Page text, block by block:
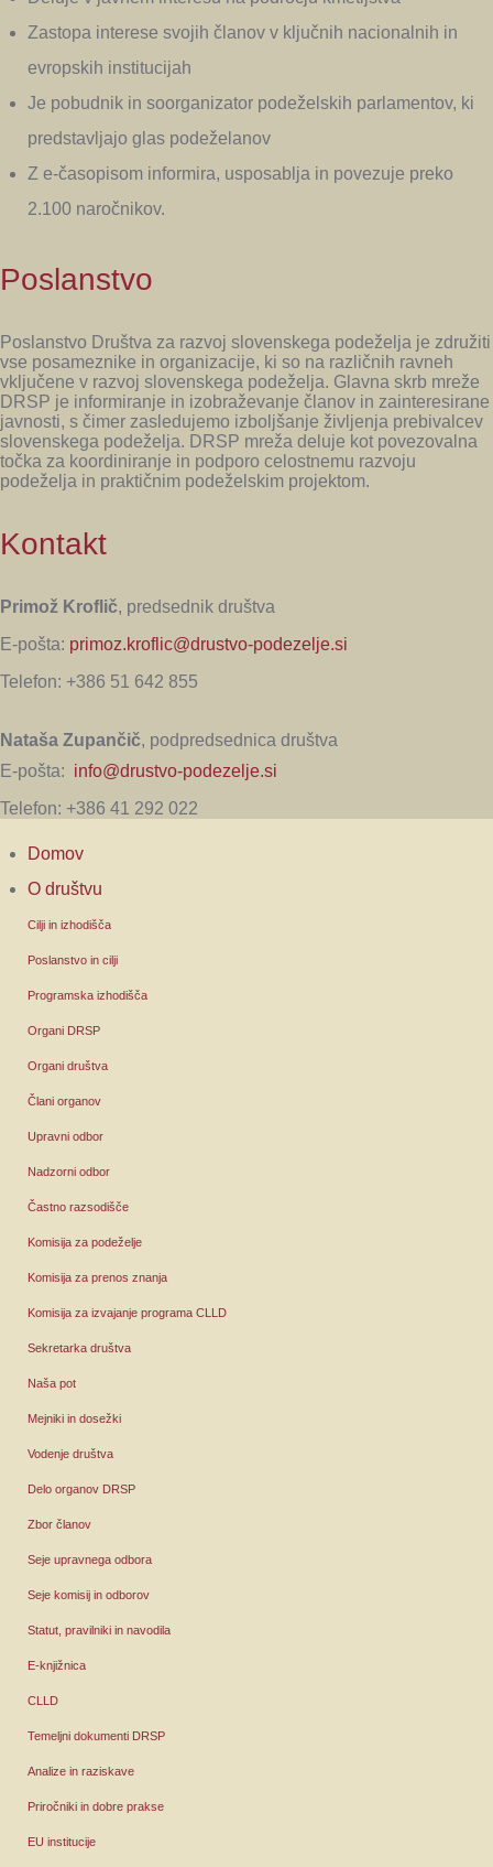
Zastopa interese svojih članov v ključnih nacionalnih in
evropskih institucijah
Je pobudnik in soorganizator podeželskih parlamentov, ki
predstavljajo glas podeželanov
Z e-časopisom informira, usposablja in povezuje preko
2.100 naročnikov.
Poslanstvo
Poslanstvo Društva za razvoj slovenskega podeželja je združiti
vse posameznike in organizacije, ki so na različnih ravneh
vključene v razvoj slovenskega podeželja. Glavna skrb mreže
DRSP je informiranje in izobraževanje članov in zainteresirane
javnosti, s čimer zasledujemo izboljšanje življenja prebivalcev
slovenskega podeželja. DRSP mreža deluje kot povezovalna
točka za koordiniranje in podporo celostnemu razvoju
podeželja in praktičnim podeželskim projektom.
Kontakt
Primož Kroflič, predsednik društva
E-pošta: primoz.kroflic@drustvo-podezelje.si
Telefon: +386 51 642 855
Nataša Zupančič, podpredsednica društva
E-pošta: info@drustvo-podezelje.si
Telefon: +386 41 292 022
Domov
O društvu
Cilji in izhodišča
Poslanstvo in cilji
Programska izhodišča
Organi DRSP
Organi društva
Člani organov
Upravni odbor
Nadzorni odbor
Častno razsodišče
Komisija za podeželje
Komisija za prenos znanja
Komisija za izvajanje programa CLLD
Sekretarka društva
Naša pot
Mejniki in dosežki
Vodenje društva
Delo organov DRSP
Zbor članov
Seje upravnega odbora
Seje komisij in odborov
Statut, pravilniki in navodila
E-knjižnica
CLLD
Temeljni dokumenti DRSP
Analize in raziskave
Priročniki in dobre prakse
EU institucije